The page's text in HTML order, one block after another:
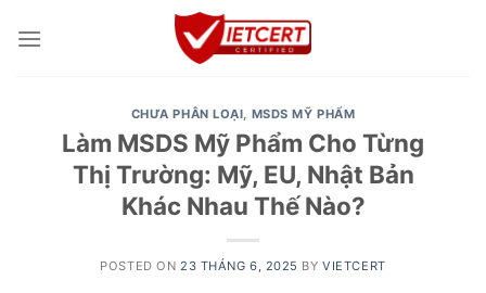
CHƯA PHÂN LOẠI, MSDS MỸ PHẨM
Làm MSDS Mỹ Phẩm Cho Từng
Thị Trường: Mỹ, EU, Nhật Bản
Khác Nhau Thế Nào?
POSTED ON 23 THÁNG 6, 2025 BYVIETCERT